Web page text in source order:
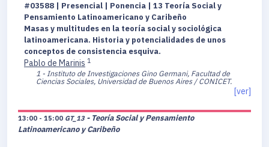
#03588 | Presencial | Ponencia | 13 Teoría Social y
Pensamiento Latinoamericano y Caribeño
Masas y multitudes en la teoría social y sociológica
latinoamericana. Historia y potencialidades de unos
conceptos de consistencia esquiva.
Pablo de Marinis 1
1 - Instituto de Investigaciones Gino Germani, Facultad de
Ciencias Sociales, Universidad de Buenos Aires / CONICET.
[ver]
13:00 - 15:00 GT_13 - Teoría Social y Pensamiento
Latinoamericano y Caribeño